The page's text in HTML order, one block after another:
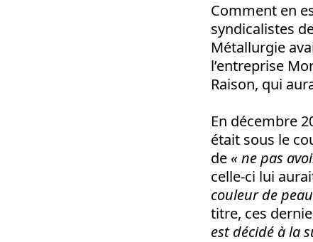
Comment en
syndicalistes
Métallurgie
l’entreprise
Raison, qui
En décembre
était sous le
de « ne pas
celle-ci lui
couleur de
titre, ces
est décidé à la